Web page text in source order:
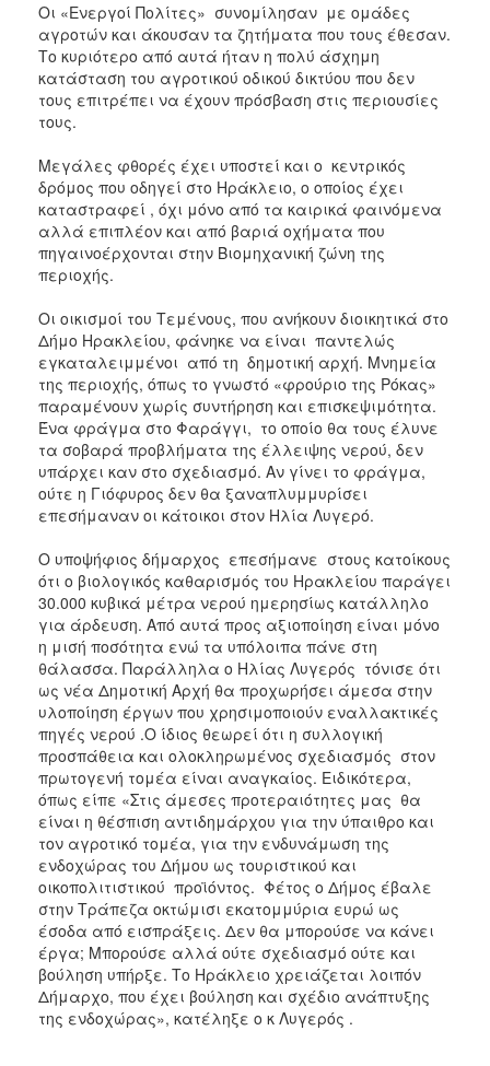
Οι «Ενεργοί Πολίτες» συνομίλησαν με ομάδες
αγροτών και άκουσαν τα ζητήματα που τους έθεσαν.
Το κυριότερο από αυτά ήταν η πολύ άσχημη
κατάσταση του αγροτικού οδικού δικτύου που δεν
τους επιτρέπει να έχουν πρόσβαση στις περιουσίες
τους.
Μεγάλες φθορές έχει υποστεί και ο κεντρικός
δρόμος που οδηγεί στο Ηράκλειο, ο οποίος έχει
καταστραφεί , όχι μόνο από τα καιρικά φαινόμενα
αλλά επιπλέον και από βαριά οχήματα που
πηγαινοέρχονται στην Βιομηχανική ζώνη της
περιοχής.
Οι οικισμοί του Τεμένους, που ανήκουν διοικητικά στο
Δήμο Ηρακλείου, φάνηκε να είναι παντελώς
εγκαταλειμμένοι από τη δημοτική αρχή. Μνημεία
της περιοχής, όπως το γνωστό «φρούριο της Ρόκας»
παραμένουν χωρίς συντήρηση και επισκεψιμότητα.
Ένα φράγμα στο Φαράγγι, το οποίο θα τους έλυνε
τα σοβαρά προβλήματα της έλλειψης νερού, δεν
υπάρχει καν στο σχεδιασμό. Αν γίνει το φράγμα,
ούτε η Γιόφυρος δεν θα ξαναπλυμμυρίσει
επεσήμαναν οι κάτοικοι στον Ηλία Λυγερό.
Ο υποψήφιος δήμαρχος επεσήμανε στους κατοίκους
ότι ο βιολογικός καθαρισμός του Ηρακλείου παράγει
30.000 κυβικά μέτρα νερού ημερησίως κατάλληλο
για άρδευση. Από αυτά προς αξιοποίηση είναι μόνο
η μισή ποσότητα ενώ τα υπόλοιπα πάνε στη
θάλασσα. Παράλληλα ο Ηλίας Λυγερός τόνισε ότι
ως νέα Δημοτική Αρχή θα προχωρήσει άμεσα στην
υλοποίηση έργων που χρησιμοποιούν εναλλακτικές
πηγές νερού .Ο ίδιος θεωρεί ότι η συλλογική
προσπάθεια και ολοκληρωμένος σχεδιασμός στον
πρωτογενή τομέα είναι αναγκαίος. Ειδικότερα,
όπως είπε «Στις άμεσες προτεραιότητες μας θα
είναι η θέσπιση αντιδημάρχου για την ύπαιθρο και
τον αγροτικό τομέα, για την ενδυνάμωση της
ενδοχώρας του Δήμου ως τουριστικού και
οικοπολιτιστικού προϊόντος. Φέτος ο Δήμος έβαλε
στην Τράπεζα οκτώμισι εκατομμύρια ευρώ ως
έσοδα από εισπράξεις. Δεν θα μπορούσε να κάνει
έργα; Μπορούσε αλλά ούτε σχεδιασμό ούτε και
βούληση υπήρξε. Το Ηράκλειο χρειάζεται λοιπόν
Δήμαρχο, που έχει βούληση και σχέδιο ανάπτυξης
της ενδοχώρας», κατέληξε ο κ Λυγερός .